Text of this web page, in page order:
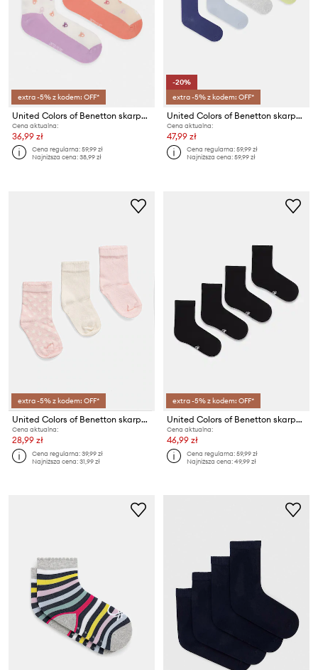
extra -5% z kodem: OFF*
United Colors of Benetton skarpety dziecięce 4-pack
Cena aktualna:
36,99 zł
Cena regularna:59,99 zł
Najniższa cena:38,99 zł
-20%
extra -5% z kodem: OFF*
United Colors of Benetton skarpety dziecięce 4-pack
Cena aktualna:
47,99 zł
Cena regularna:59,99 zł
Najniższa cena:59,99 zł
extra -5% z kodem: OFF*
United Colors of Benetton skarpety niemowlęce 3-pack
Cena aktualna:
28,99 zł
Cena regularna:39,99 zł
Najniższa cena:31,99 zł
extra -5% z kodem: OFF*
United Colors of Benetton skarpety dziecięce 4-pack
Cena aktualna:
46,99 zł
Cena regularna:59,99 zł
Najniższa cena:49,99 zł